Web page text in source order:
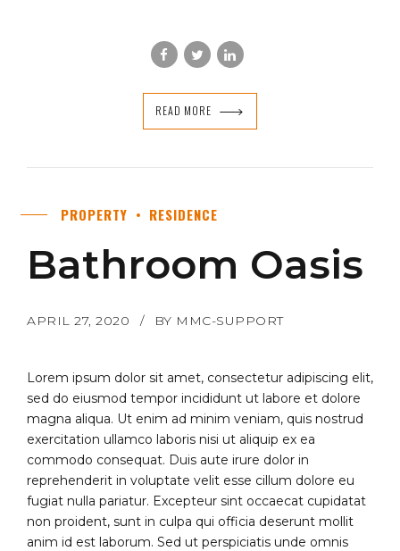
READ MORE
PROPERTY RESIDENCE
Bathroom Oasis
APRIL 27, 2020 BY MMC-SUPPORT
Lorem ipsum dolor sit amet, consectetur adipiscing elit,
sed do eiusmod tempor incididunt ut labore et dolore
magna aliqua. Ut enim ad minim veniam, quis nostrud
exercitation ullamco laboris nisi ut aliquip ex ea
commodo consequat. Duis aute irure dolor in
reprehenderit in voluptate velit esse cillum dolore eu
fugiat nulla pariatur. Excepteur sint occaecat cupidatat
non proident, sunt in culpa qui officia deserunt mollit
anim id est laborum. Sed ut perspiciatis unde omnis